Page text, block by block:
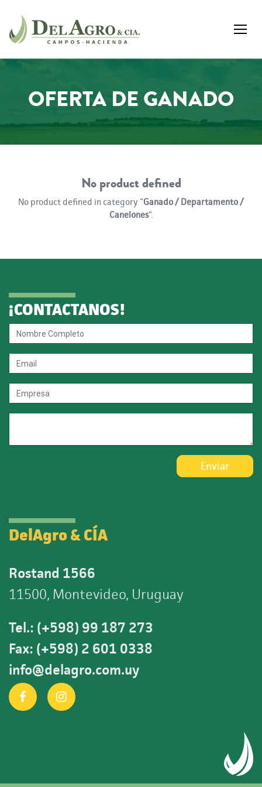
OFERTA DE GANADO
No product defined
No product defined in category "Ganado / Departamento /
Canelones".
¡CONTACTANOS!
Enviar
DelAgro & CÍA
Rostand 1566
11500, Montevideo, Uruguay
Tel.: (+598) 99 187 273
Fax: (+598) 2 601 0338
info@delagro.com.uy